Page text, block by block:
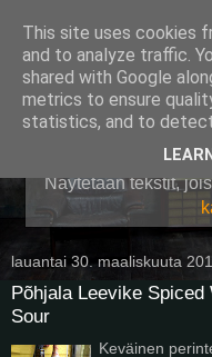
Pullollinen
Näytetään tekstit,
lauantai 30. maaliskuuta
Põhjala Leevike Spiced
Sour
Keväinen
This site uses cookies
and to analyze traffic.
shared with Google
metrics to ensure
statistics, and to detect